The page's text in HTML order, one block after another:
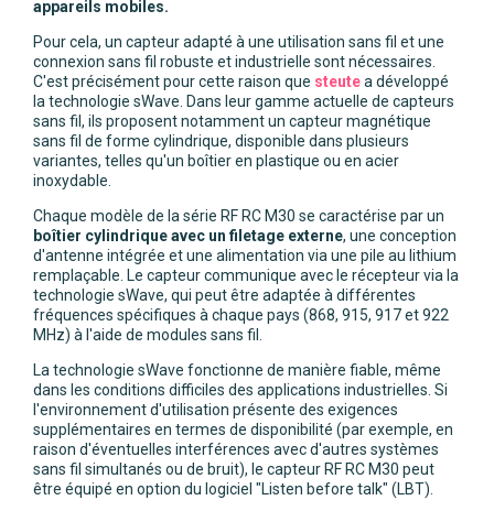
appareils mobiles.
Pour cela, un capteur adapté à une utilisation sans fil et une
connexion sans fil robuste et industrielle sont nécessaires.
C'est précisément pour cette raison que steutea développé
la technologie sWave. Dans leur gamme actuelle de capteurs
sans fil, ils proposent notamment un capteur magnétique
sans fil de forme cylindrique, disponible dans plusieurs
variantes, telles qu'un boîtier en plastique ou en acier
inoxydable.
Chaque modèle de la série RF RC M30 se caractérise par un
boîtier cylindrique avec un filetage externe, une conception
d'antenne intégrée et une alimentation via une pile au lithium
remplaçable. Le capteur communique avec le récepteur via la
technologie sWave, qui peut être adaptée à différentes
fréquences spécifiques à chaque pays (868, 915, 917 et 922
MHz) à l'aide de modules sans fil.
La technologie sWave fonctionne de manière fiable, même
dans les conditions difficiles des applications industrielles. Si
l'environnement d'utilisation présente des exigences
supplémentaires en termes de disponibilité (par exemple, en
raison d'éventuelles interférences avec d'autres systèmes
sans fil simultanés ou de bruit), le capteur RF RC M30 peut
être équipé en option du logiciel "Listen before talk" (LBT).